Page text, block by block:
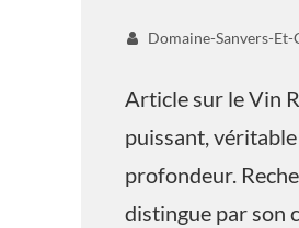
Domaine-Sanvers-
Article sur le Vin
puissant, véritable
profondeur.
distingue par son